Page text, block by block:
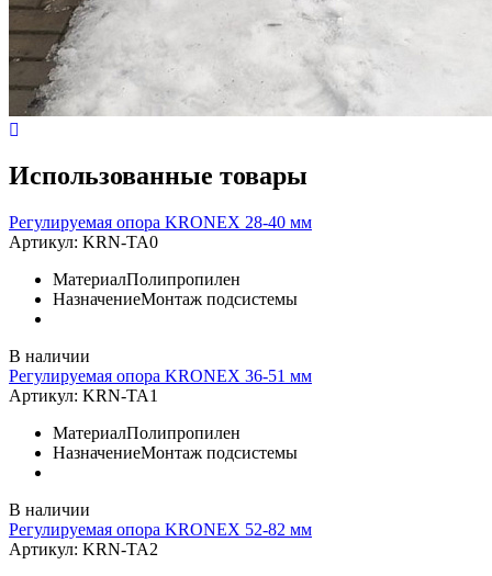
Использованные товары
Регулируемая опора KRONEX 28-40 мм
Артикул: KRN-TA0
МатериалПолипропилен
НазначениеМонтаж подсистемы
В наличии
Регулируемая опора KRONEX 36-51 мм
Артикул: KRN-TA1
МатериалПолипропилен
НазначениеМонтаж подсистемы
В наличии
Регулируемая опора KRONEX 52-82 мм
Артикул: KRN-TA2